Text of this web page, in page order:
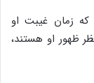
که زمان غیبت او
ظهور او هستند،